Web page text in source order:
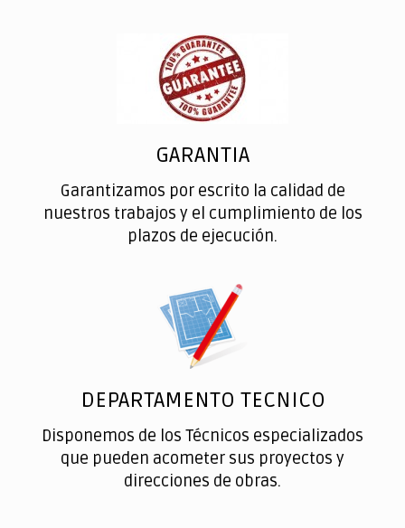
GARANTIA
Garantizamos por escrito la calidad de
nuestros trabajos y el cumplimiento de los
plazos de ejecución.
DEPARTAMENTO TECNICO
Disponemos de los Técnicos especializados
que pueden acometer sus proyectos y
direcciones de obras.